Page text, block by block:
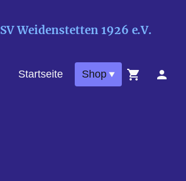
SV Weidenstetten 1926 e.V.
Startseite Shop